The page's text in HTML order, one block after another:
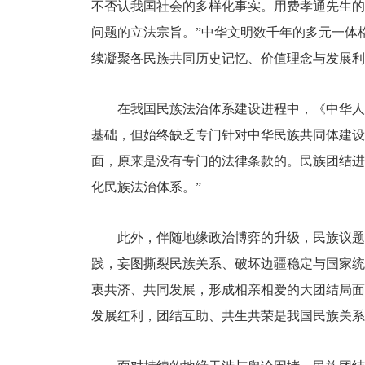
不否认我国社会的多样化事实。用费孝通先生
问题的立法宗旨。”中华文明数千年的多元一
续凝聚各民族共同历史记忆、价值理念与发展
在我国民族法治体系建设进程中，《中华
基础，但始终缺乏专门针对中华民族共同体建
面，原来是没有专门的法律条款的。民族团结
化民族法治体系。”
此外，伴随地缘政治博弈的升级，民族议
践，妄图撕裂民族关系、破坏边疆稳定与国家
衷共济、共同发展，形成相亲相爱的大团结局
发展红利，团结互助、共生共荣是我国民族关